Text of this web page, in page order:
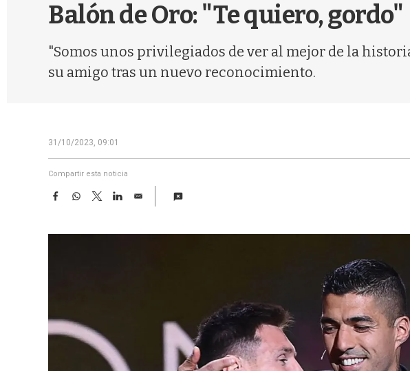
Balón de Oro: "Te quiero, gordo"
"Somos unos privilegiados de ver al mejor de la
su amigo tras un nuevo reconocimiento.
31/10/2023, 09:01
Compartir esta noticia
F
e
W
t
T
w
t
L
k
E
i